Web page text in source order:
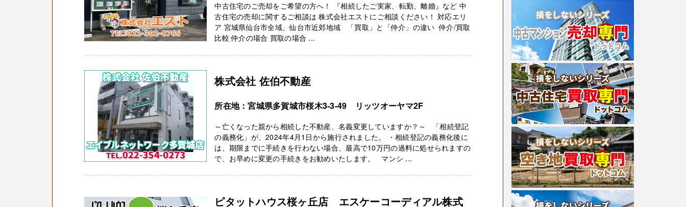
中古住宅のご売却をご希望の方へ！ 『相続したご実家、転勤、離婚』など 中
古住宅の売却に関するご相談は 株式会社エストにご相談ください！ 対応エリ
ア 宮城県仙台市全域、仙台市近郊地域 「買取」と「仲介」の違い 仲介/買取
比較 仲介の場合 買取の場合 ...
株式会社 佐伯不動産
所在地：宮城県多賀城市桜木3-3-49 リッツオーヤマ2F
～亡くなった親から相続した不動産、名義変更していますか？～ 「相続登記
の義務化」が、2024年4月1日から施行されました。 ・相続登記の義務化後に
は、期限までに手続きを行わない場合、最高で10万円の過料に処せられますの
で、お早めに変更の手続きをお勧めいたします。 マンシ ...
ピタットハウス桜ヶ丘店 エスケーコーディアル株式